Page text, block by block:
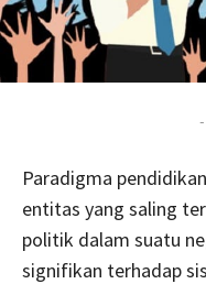
-
Paradigma
entitas yang saling
politik dalam suatu
signifikan terhadap